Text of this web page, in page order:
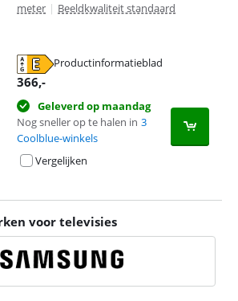
meter | Beeldkwaliteit standaard
Productinformatieblad
366,-
Geleverd op maandag
Nog sneller op te halen in 3
Coolblue-winkels
Vergelijken
voor televisies